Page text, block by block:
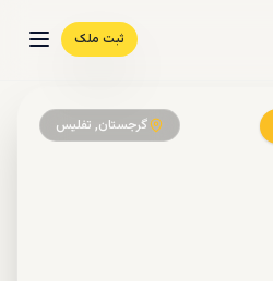
ثبت ملک
گرجستان, تفلیس